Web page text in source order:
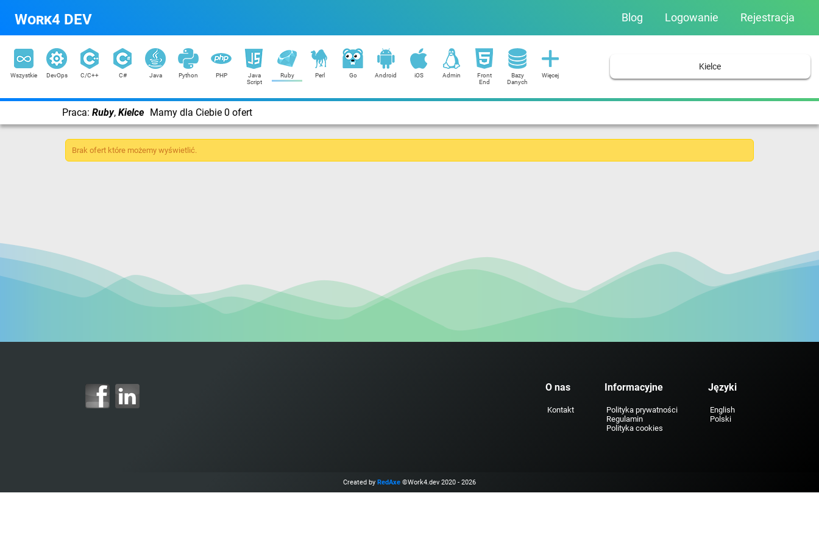
Work4 DEV Blog Logowanie Rejestracja
Wszystkie DevOps C/C++ C# Java Python PHP
Java
Script
Ruby Perl Go Android iOS Admin
Front
End
Bazy
Danych
Więcej
Kielce
Praca: Ruby, Kielce Mamy dla Ciebie 0 ofert
Brak ofert które możemy wyświetlić.
O nas
Kontakt
Informacyjne
Polityka prywatności
Regulamin
Polityka cookies
Języki
English
Polski
Created by RedAxe ©Work4.dev 2020 - 2026